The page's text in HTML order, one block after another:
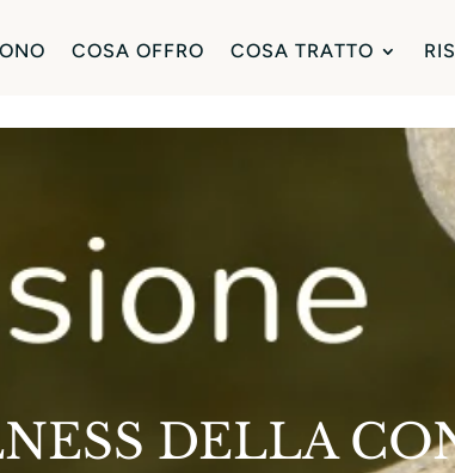
COSA OFFRO COSA TRATTO
DELLA